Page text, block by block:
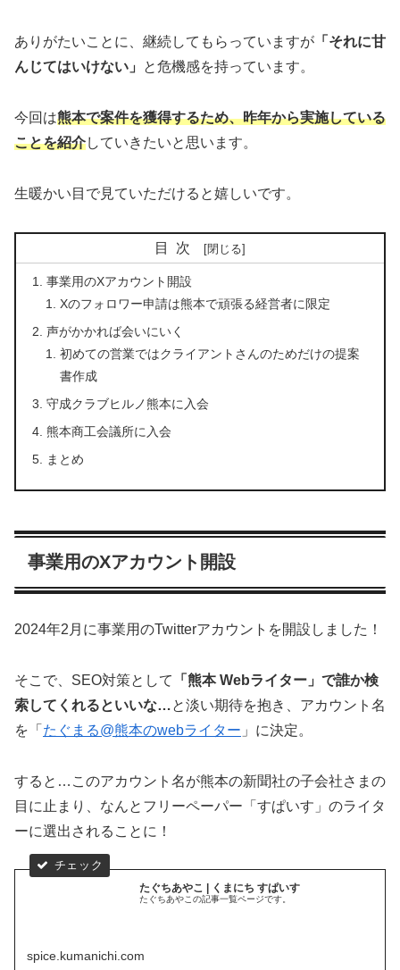
ありがたいことに、継続してもらっていますが 「それに甘
んじてはいけない」
と危機感を持っています。
今回は熊本で案件を獲得するため、昨年から実施している
ことを紹介していきたいと思います。
生暖かい目で見ていただけると嬉しいです。
目次
事業用のXアカウント開設
Xのフォロワー申請は熊本で頑張る経営者に限定
声がかかれば会いにいく
初めての営業ではクライアントさんのためだけの提案
書作成
守成クラブヒルノ熊本に入会
熊本商工会議所に入会
まとめ
事業用のXアカウント開設
2024年2月に事業用のTwitterアカウントを開設しました！
そこで、SEO対策として
「熊本 Webライター」で誰か検
索してくれるといいな…と淡い期待を抱き、アカウント名
を「 たぐまる@熊本のwebライター 」に決定。
すると…このアカウント名が熊本の新聞社の子会社さまの
目に止まり、なんとフリーペーパー「すぱいす」のライタ
ーに選出されることに！
たぐちあやこ | くまにち すぱいす
たぐちあやこの記事一覧ページです。
spice.kumanichi.com